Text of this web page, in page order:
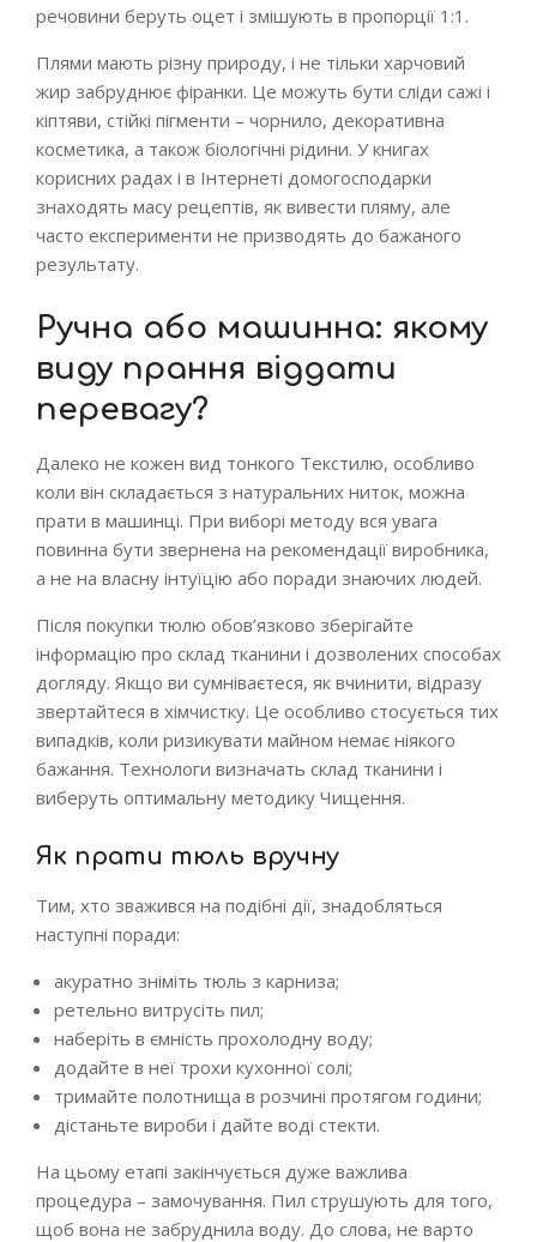
речовини беруть оцет і змішують в пропорції 1:1.
Плями мають різну природу, і не тільки харчовий
жир забруднює фіранки. Це можуть бути сліди сажі і
кіптяви, стійкі пігменти – чорнило, декоративна
косметика, а також біологічні рідини. У книгах
корисних радах і в Інтернеті домогосподарки
знаходять масу рецептів, як вивести пляму, але
часто експерименти не призводять до бажаного
результату.
Ручна або машинна: якому
виду прання віддати
перевагу?
Далеко не кожен вид тонкого Текстилю, особливо
коли він складається з натуральних ниток, можна
прати в машинці. При виборі методу вся увага
повинна бути звернена на рекомендації виробника,
а не на власну інтуїцію або поради знаючих людей.
Після покупки тюлю обов’язково зберігайте
інформацію про склад тканини і дозволених способах
догляду. Якщо ви сумніваєтеся, як вчинити, відразу
звертайтеся в хімчистку. Це особливо стосується тих
випадків, коли ризикувати майном немає ніякого
бажання. Технологи визначать склад тканини і
виберуть оптимальну методику Чищення.
Як прати тюль вручну
Тим, хто зважився на подібні дії, знадобляться
наступні поради:
акуратно зніміть тюль з карниза;
ретельно витрусіть пил;
наберіть в ємність прохолодну воду;
додайте в неї трохи кухонної солі;
тримайте полотнища в розчині протягом години;
дістаньте вироби і дайте воді стекти.
На цьому етапі закінчується дуже важлива
процедура – замочування. Пил струшують для того,
щоб вона не забруднила воду. До слова, не варто